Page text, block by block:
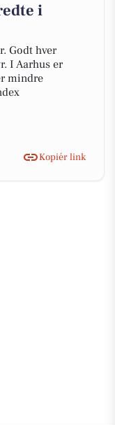
i
Godt hver
I Aarhus er
mindre
Kopiér link